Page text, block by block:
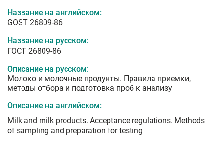
Название на английском:
GOST 26809-86
Название на русском:
ГОСТ 26809-86
Описание на русском:
Молоко и молочные продукты. Правила приемки,
методы отбора и подготовка проб к анализу
Описание на английском:
Milk and milk products. Acceptance regulations. Methods
of sampling and preparation for testing